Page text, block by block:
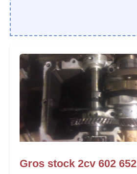
Gros stock 2cv 602 652